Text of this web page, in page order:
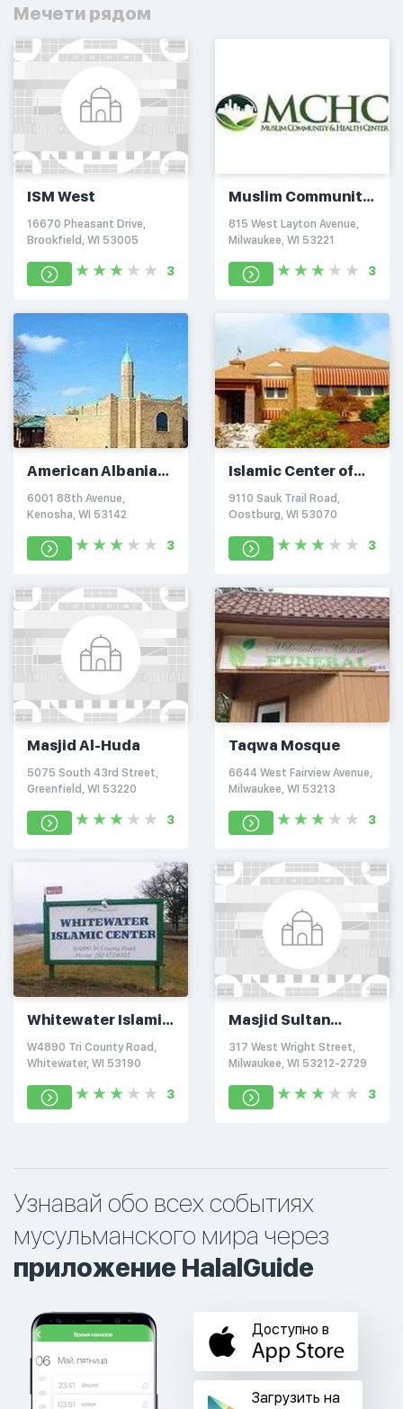
Мечети рядом
ISM West
16670 Pheasant Drive,
Brookfield, WI 53005
3
Muslim Community
& Health Center
815 West Layton Avenue,
Milwaukee, WI 53221
3
American Albanian
Islamic Center of
Wisconsin
6001 88th Avenue,
Kenosha, WI 53142
3
Islamic Center of
Sheboygan
9110 Sauk Trail Road,
Oostburg, WI 53070
3
Masjid Al-Huda
5075 South 43rd Street,
Greenfield, WI 53220
3
Taqwa Mosque
6644 West Fairview Avenue,
Milwaukee, WI 53213
3
Whitewater Islamic
Center
W4890 Tri County Road,
Whitewater, WI 53190
3
Masjid Sultan
Muhammad
317 West Wright Street,
Milwaukee, WI 53212-2729
3
Узнавай обо всех событиях
мусульманского мира через
приложение HalalGuide
Доступно в
Загрузить на